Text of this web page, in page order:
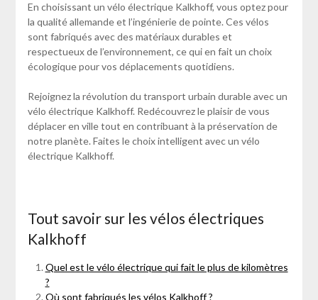
En choisissant un vélo électrique Kalkhoff, vous optez pour
la qualité allemande et l’ingénierie de pointe. Ces vélos
sont fabriqués avec des matériaux durables et
respectueux de l’environnement, ce qui en fait un choix
écologique pour vos déplacements quotidiens.
Rejoignez la révolution du transport urbain durable avec un
vélo électrique Kalkhoff. Redécouvrez le plaisir de vous
déplacer en ville tout en contribuant à la préservation de
notre planète. Faites le choix intelligent avec un vélo
électrique Kalkhoff.
Tout savoir sur les vélos électriques
Kalkhoff
Quel est le vélo électrique qui fait le plus de kilomètres
?
Où sont fabriqués les vélos Kalkhoff ?